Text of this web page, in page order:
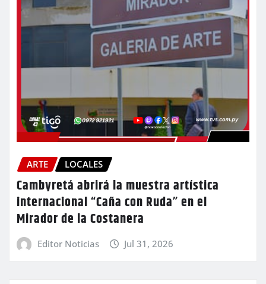
ARTE LOCALES
Cambyretá abrirá la muestra artística
internacional “Caña con Ruda” en el
Mirador de la Costanera
Editor Noticias Jul 31, 2026